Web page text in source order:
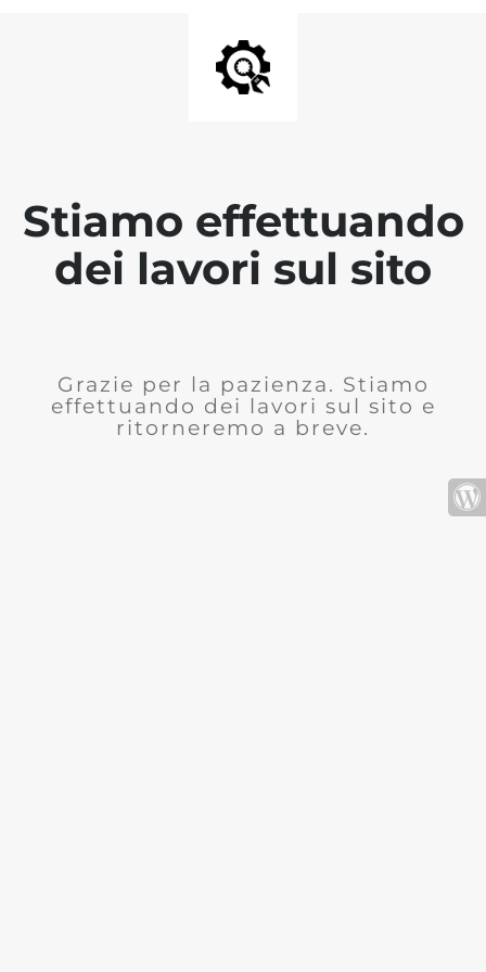
Stiamo effettuando
dei lavori sul sito
Grazie per la pazienza. Stiamo
effettuando dei lavori sul sito e
ritorneremo a breve.